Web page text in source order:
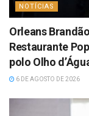
NOTÍCIAS
Orleans
Restaurante
polo Olho
6 DE AGOSTO DE 2026